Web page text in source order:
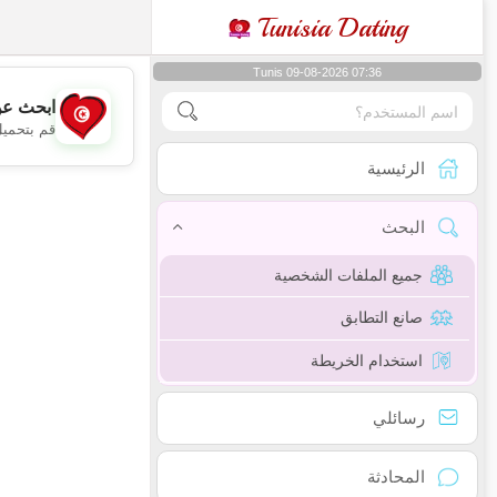
Tunisia Dating
Tunis 09-08-2026 07:36
الرئيسية
البحث
جميع الملفات الشخصية
صانع التطابق
استخدام الخريطة
رسائلي
المحادثة
ابحث
قم